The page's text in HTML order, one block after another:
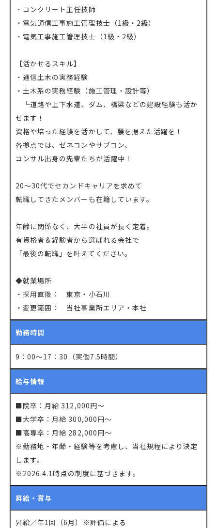
・コンクリート主任技師
・電気通信工事施工管理技士（1級・2級）
・電気工事施工管理技士（1級・2級）
【活かせるスキル】
・通信土木の実務経験
・土木系の実務経験（施工管理・設計等）
└道路や上下水道、ダム、橋梁などの建設経験も活か
せます！
資格や培った経験を活かして、腰を据えた活躍を！
各拠点では、ゼネコンやサブコン、
コンサル出身の先輩たちが活躍中！
20～30代でセカンドキャリアを求めて
転職してきたメンバーも在籍しています。
年齢に関係なく、大半の社員が長く定着。
有資格者＆経験者から選ばれる会社で
「最後の転職」を叶えてください。
◆就業場所
・採用直後： 東京・小石川
・変更範囲： 当社事業所エリア・本社
勤務時間
9：00～17：30（実働7.5時間）
給与情報
■院卒：月給 312,000円～
■大学卒：月給 300,000円～
■高専卒：月給 282,000円～
※勤務地・年齢・経験等を考慮し、当社規程により決定
します。
※2026.4.1時点の制度に基づきます。
昇給・賞与
昇給／年1回（6月）※評価による